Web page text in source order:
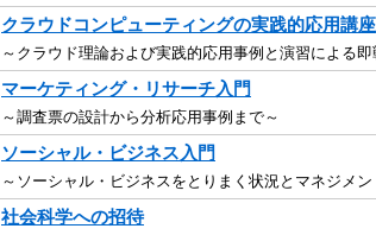
クラウドコンピューティングの実践的応用講座
～クラウド理論および実践的応用事例と演習による即
マーケティング・リサーチ入門
～調査票の設計から分析応用事例まで～
ソーシャル・ビジネス入門
～ソーシャル・ビジネスをとりまく状況とマネジメン
社会科学への招待